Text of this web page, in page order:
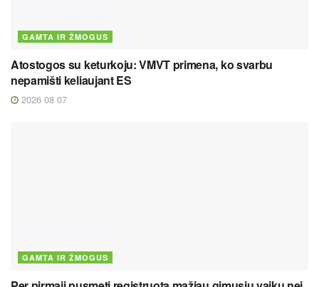
GAMTA IR ŽMOGUS
Atostogos su keturkoju: VMVT primena, ko svarbu
nepamišti keliaujant ES
2026 08 07
GAMTA IR ŽMOGUS